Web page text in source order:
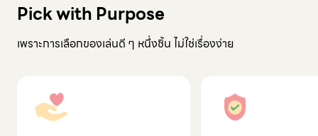
Pick with Purpose
เพราะการเลือกของเล่นดี ๆ หนึ่งชิ้น ไม่ใช่เรื่องง่าย